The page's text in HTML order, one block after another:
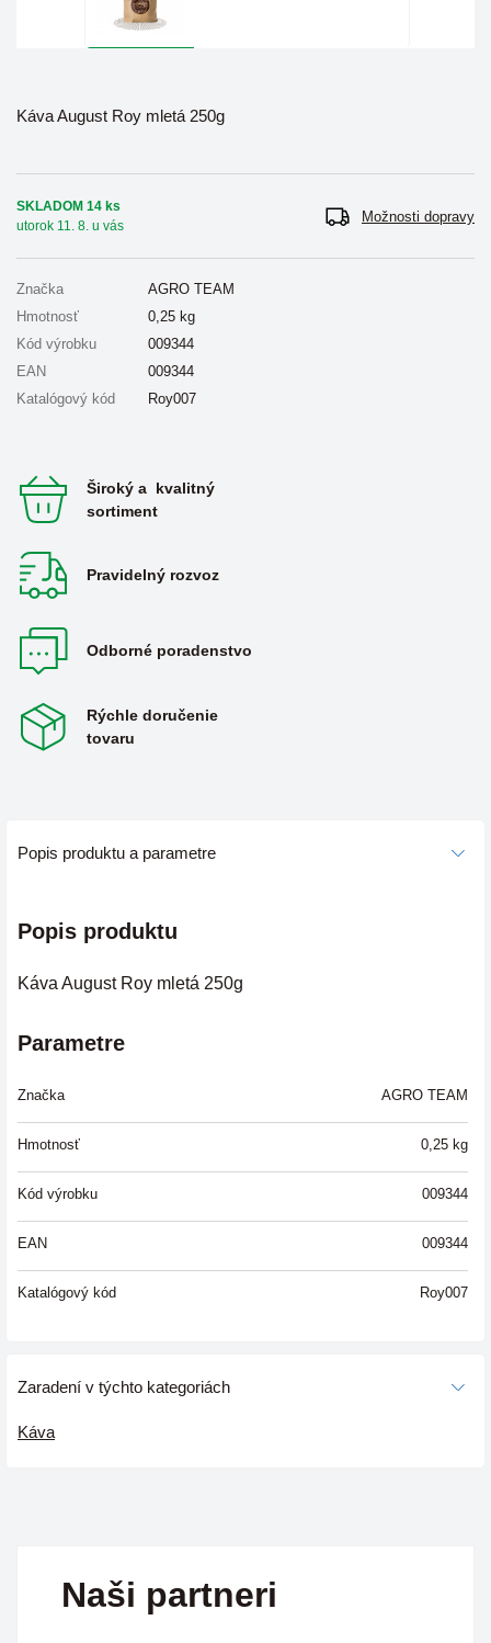
Káva August Roy mletá 250g
SKLADOM 14 ks
utorok 11. 8. u vás
Možnosti dopravy
Značka
AGRO TEAM
Hmotnosť
0,25 kg
Kód výrobku
009344
EAN
009344
Katalógový kód
Roy007
Široký a kvalitný
sortiment
Pravidelný rozvoz
Odborné poradenstvo
Rýchle doručenie
tovaru
Popis produktu a parametre
Popis produktu
Káva August Roy mletá 250g
Parametre
Značka AGRO TEAM
Hmotnosť 0,25 kg
Kód výrobku 009344
EAN 009344
Katalógový kód Roy007
Zaradení v týchto kategoriách
Káva
Naši partneri